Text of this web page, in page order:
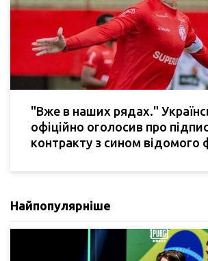
"Вже в наших рядах."
офіційно оголосив про
контракту з сином відомого
Найпопулярніше